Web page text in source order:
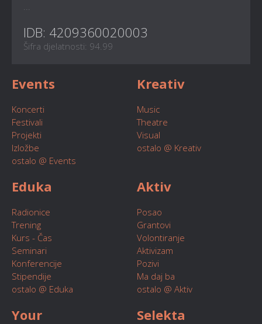
IDB: 4209360020003
Šifra djelatnosti: 94.99
Events
Koncerti
Festivali
Projekti
Izložbe
ostalo @ Events
Kreativ
Music
Theatre
Visual
ostalo @ Kreativ
Eduka
Radionice
Trening
Kurs - Čas
Seminari
Konferencije
Stipendije
ostalo @ Eduka
Aktiv
Posao
Grantovi
Volontiranje
Aktivizam
Pozivi
Ma daj ba
ostalo @ Aktiv
Your Selekta